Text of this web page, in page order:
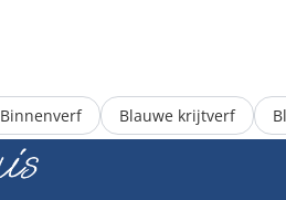
Binnenverf Blauwe krijtverf